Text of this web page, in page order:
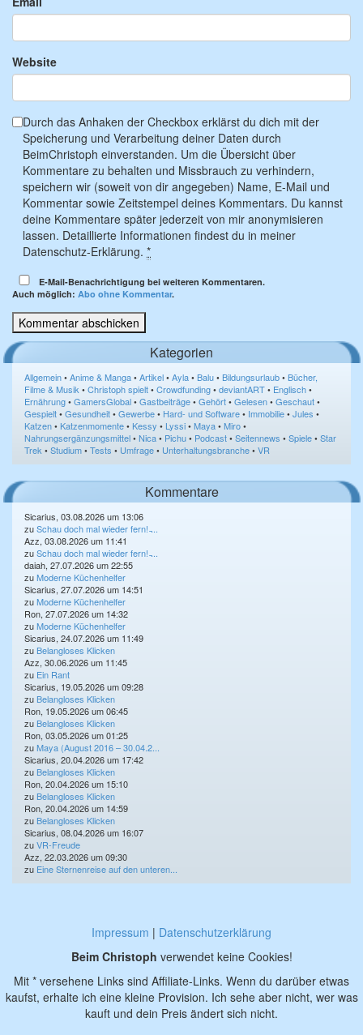
Website
Durch das Anhaken der Checkbox erklärst du dich mit der
Speicherung und Verarbeitung deiner Daten durch
BeimChristoph einverstanden. Um die Übersicht über
Kommentare zu behalten und Missbrauch zu verhindern,
speichern wir (soweit von dir angegeben) Name, E-Mail und
Kommentar sowie Zeitstempel deines Kommentars. Du kannst
deine Kommentare später jederzeit von mir anonymisieren
lassen. Detaillierte Informationen findest du in meiner
Datenschutz-Erklärung. *
E-Mail-Benachrichtigung bei weiteren Kommentaren.
Auch möglich: Abo ohne Kommentar.
Kategorien
Allgemein•Anime & Manga•Artikel•Ayla•Balu•Bildungsurlaub•Bücher,
Filme & Musik •Christoph spielt•Crowdfunding•deviantART• Englisch•
Ernährung•GamersGlobal•Gastbeiträge•Gehört•Gelesen•Geschaut•
Gespielt•Gesundheit•Gewerbe• Hard- und Software• Immobilie•Jules •
Katzen•Katzenmomente•Kessy • Lyssi•Maya•Miro•
Nahrungsergänzungsmittel•Nica• Pichu• Podcast•Seitennews •Spiele•Star
Trek •Studium•Tests • Umfrage• Unterhaltungsbranche•VR
Kommentare
Sicarius, 03.08.2026 um 13:06
zuSchau doch mal wieder fern! ̵...
Azz, 03.08.2026 um 11:41
zuSchau doch mal wieder fern! ̵...
daiah, 27.07.2026 um 22:55
zuModerne Küchenhelfer
Sicarius, 27.07.2026 um 14:51
zuModerne Küchenhelfer
Ron, 27.07.2026 um 14:32
zuModerne Küchenhelfer
Sicarius, 24.07.2026 um 11:49
zu Belangloses Klicken
Azz, 30.06.2026 um 11:45
zu Ein Rant
Sicarius, 19.05.2026 um 09:28
zu Belangloses Klicken
Ron, 19.05.2026 um 06:45
zu Belangloses Klicken
Ron, 03.05.2026 um 01:25
zuMaya (August 2016 – 30.04.2...
Sicarius, 20.04.2026 um 17:42
zu Belangloses Klicken
Ron, 20.04.2026 um 15:10
zu Belangloses Klicken
Ron, 20.04.2026 um 14:59
zu Belangloses Klicken
Sicarius, 08.04.2026 um 16:07
zuVR-Freude
Azz, 22.03.2026 um 09:30
zu Eine Sternenreise auf den unteren...
Impressum | Datenschutzerklärung
Beim Christoph verwendet keine Cookies!
Mit * versehene Links sind Affiliate-Links. Wenn du darüber etwas
kaufst, erhalte ich eine kleine Provision. Ich sehe aber nicht, wer was
kauft und dein Preis ändert sich nicht.